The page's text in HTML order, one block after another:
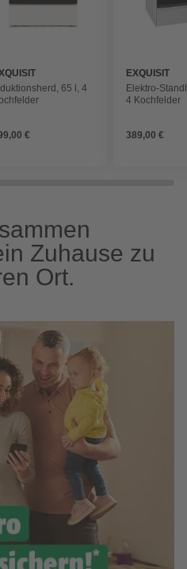
65 l, 4
€
EXQUISIT
Elektro-
4 Kochfelder
389,00 €
Zuhause zu
Ort.